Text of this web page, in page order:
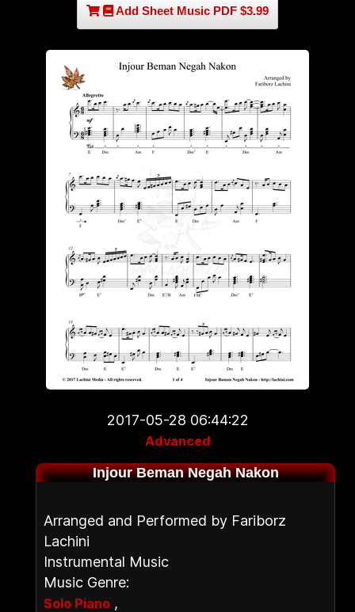
Add Sheet Music PDF $3.99
2017-05-28 06:44:22
Advanced
Injour Beman Negah Nakon
Arranged and Performed by Fariborz
Lachini
Instrumental Music
Music Genre:
Solo Piano ,